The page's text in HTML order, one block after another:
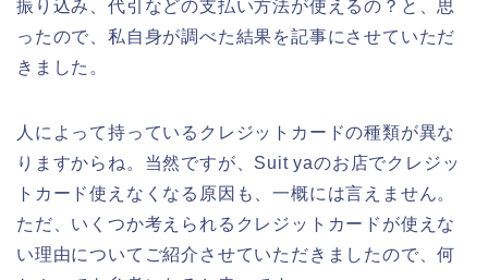
振り込み、代引などの支払い方法が使えるの？と、思
ったので、私自身が調べた結果を記事にさせていただ
きました。
人によって持っているクレジットカードの種類が異な
りますからね。当然ですが、Suit yaのお店でクレジッ
トカード使えなくなる原因も、一概には言えません。
ただ、いくつか考えられるクレジットカードが使えな
い理由についてご紹介させていただきましたので、何